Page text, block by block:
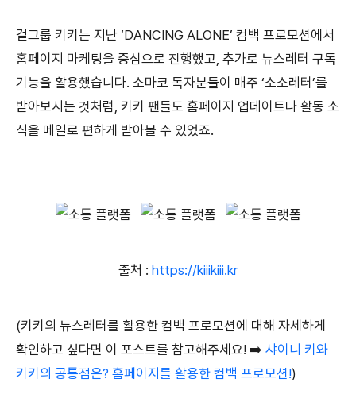
걸그룹 키키는 지난 ‘DANCING ALONE’ 컴백 프로모션에서
홈페이지 마케팅을 중심으로 진행했고, 추가로 뉴스레터 구독
기능을 활용했습니다. 소마코 독자분들이 매주 ‘소소레터’를
받아보시는 것처럼, 키키 팬들도 홈페이지 업데이트나 활동 소
식을 메일로 편하게 받아볼 수 있었죠.
출처 : https://kiiikiii.kr
(키키의 뉴스레터를 활용한 컴백 프로모션에 대해 자세하게
확인하고 싶다면 이 포스트를 참고해주세요! ➡️ 샤이니 키와
키키의 공통점은? 홈페이지를 활용한 컴백 프로모션!)